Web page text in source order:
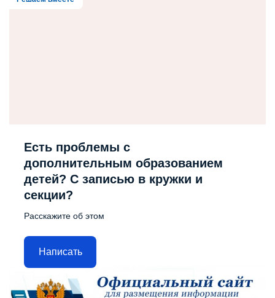
Есть проблемы с
дополнительным образованием
детей? С записью в кружки и
секции?
Расскажите об этом
Написать